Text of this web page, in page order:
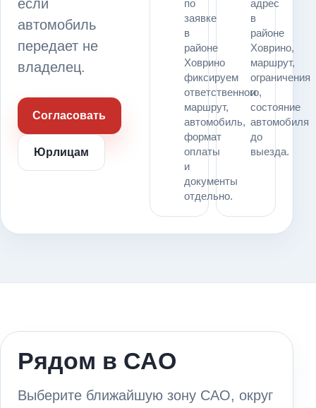
если
автомобиль
передает не
владелец.
Согласовать
Юрлицам
по
заявке
в
районе
Ховрино
фиксируем
ответственного,
маршрут,
автомобиль,
формат
оплаты
и
документы
отдельно.
адрес
в
районе
Ховрино,
маршрут,
ограничения
и
состояние
автомобиля
до
выезда.
Рядом в САО
Выберите ближайшую зону САО, округ